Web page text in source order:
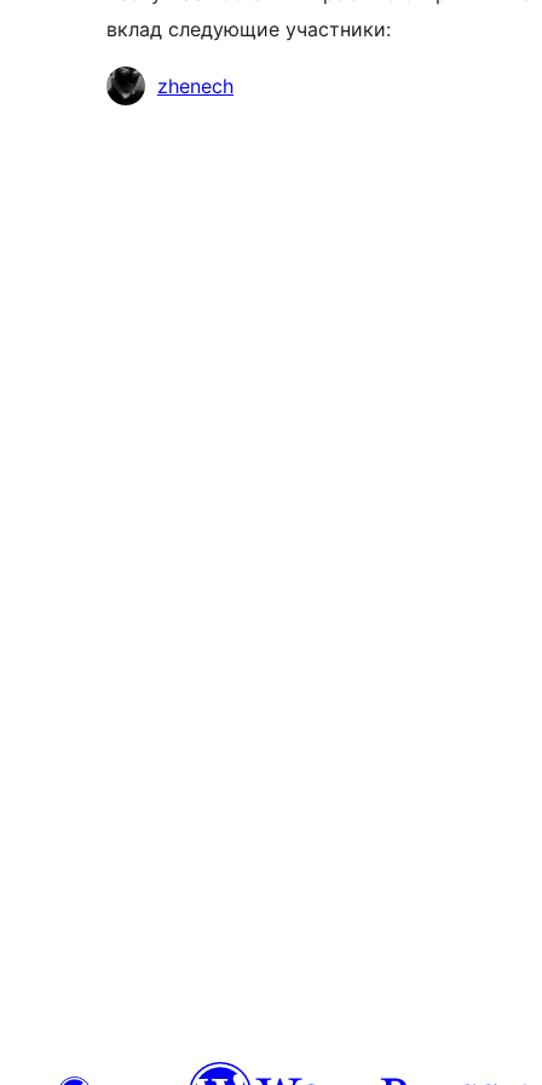
вклад следующие участники:
Участники
zhenech